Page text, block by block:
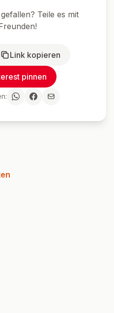
Teile es mit
Link kopieren
pinnen